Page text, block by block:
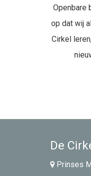
Openbare
op dat wij
Cirkel
De
Prinses